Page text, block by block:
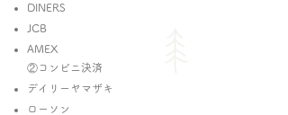
DINERS
JCB
AMEX
②コンビニ決済​​​
デイリーヤマザキ
ローソン